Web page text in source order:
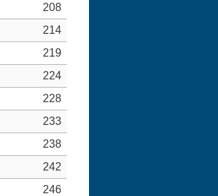
208
214
219
224
228
233
238
242
246